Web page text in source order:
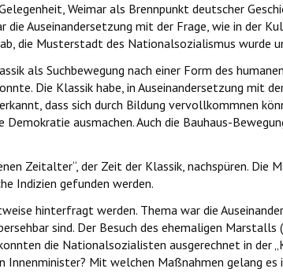
Weimar als Brennpunkt deutscher
die Auseinandersetzung mit der Frage, wie in der
die Musterstadt des Nationalsozialismus wurde
als Suchbewegung nach einer Form des
Die Klassik habe, in Auseinandersetzung mit
dass sich durch Bildung vervollkommnen
ausmachen. Auch die Bauhaus-
Zeitalter“, der Zeit der Klassik, nachspüren.
Indizien gefunden werden.
hinterfragt werden. Thema war die
sind. Der Besuch des ehemaligen
die Nationalsozialisten ausgerechnet in der
Innenminister? Mit welchen Maßnahmen gelang